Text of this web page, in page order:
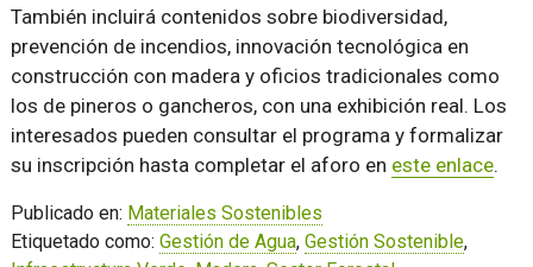
También incluirá contenidos sobre biodiversidad,
prevención de incendios, innovación tecnológica en
construcción con madera y oficios tradicionales como
los de pineros o gancheros, con una exhibición real. Los
interesados pueden consultar el programa y formalizar
su inscripción hasta completar el aforo en este enlace.
Publicado en: Materiales Sostenibles
Etiquetado como: Gestión de Agua, Gestión Sostenible,